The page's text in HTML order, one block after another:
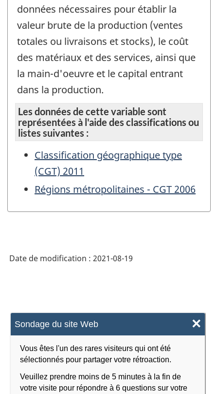
Sondage du site Web ×
Vous êtes l'un des rares visiteurs qui ont été
sélectionnés pour partager votre rétroaction.
Veuillez prendre moins de 5 minutes à la fin de
votre visite pour répondre à 6 questions sur votre
données nécessaires pour établir la
valeur brute de la production (ventes
totales ou livraisons et stocks), le coût
des matériaux et des services, ainsi que
la main-d'oeuvre et le capital entrant
dans la production.
Les données de cette variable sont
représentées à l'aide des classifications ou
listes suivantes :
Classification géographique type
(CGT) 2011
Régions métropolitaines - CGT 2006
Date de modification : 2021-08-19